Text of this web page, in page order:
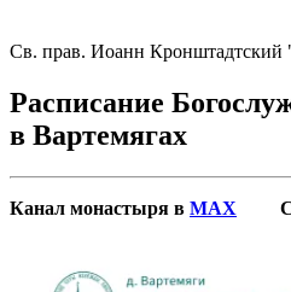
Св. прав. Иоанн
Расписание
в Вартемягах
Канал монастыря в MAX